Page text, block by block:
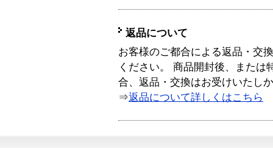
返品について
お客様のご都合による返品・交
ください。 商品開封後、または
合、返品・交換はお受けいたし
⇒返品について詳しくはこちら